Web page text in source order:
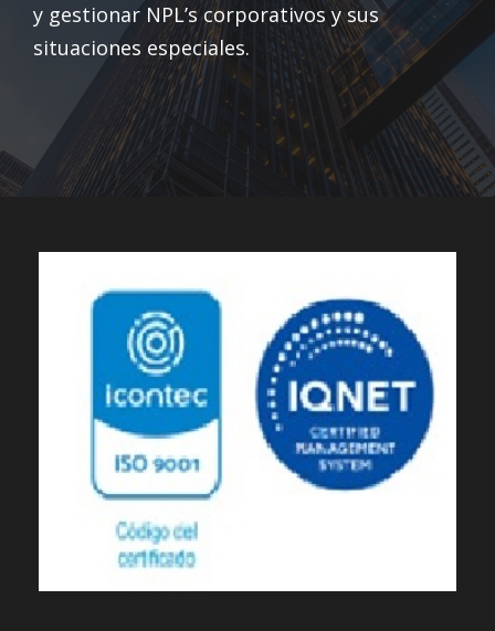
y gestionar NPL’scorporativos y sus
situaciones especiales.